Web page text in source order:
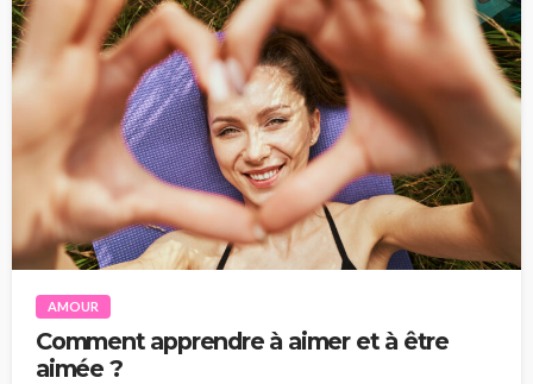
AMOUR
Comment apprendre à aimer et à être
aimée ?